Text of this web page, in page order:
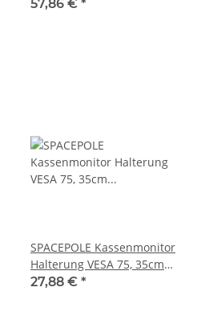
57,86 € *
SPACEPOLE Kassenmonitor
Halterung VESA 75, 35cm
Standrohr, Weiß
27,88 € *